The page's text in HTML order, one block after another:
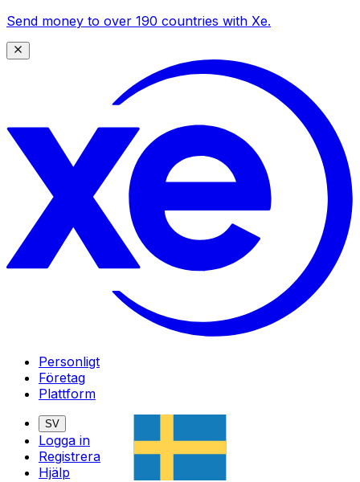
Send money to over 190 countries with Xe.
Personligt
Företag
Plattform
SV
Logga in
Registrera
Hjälp